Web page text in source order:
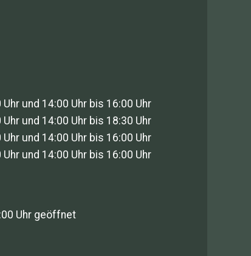
und 14:00 Uhr bis 16:00 Uhr
und 14:00 Uhr bis 18:30 Uhr
und 14:00 Uhr bis 16:00 Uhr
und 14:00 Uhr bis 16:00 Uhr
Uhr geöffnet